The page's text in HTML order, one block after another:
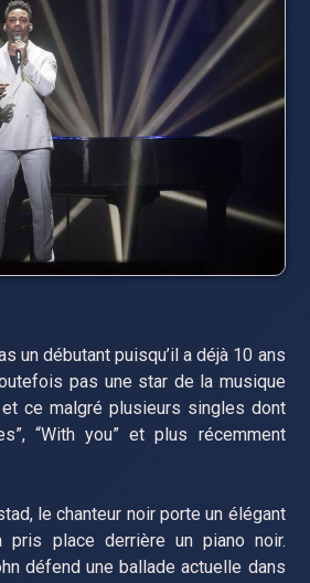
un débutant puisqu’il a déjà 10 ans
pas une star de la musique
et ce malgré plusieurs singles dont
“With you” et plus récemment
le chanteur noir porte un élégant
pris place derrière un piano noir.
défend une ballade actuelle dans